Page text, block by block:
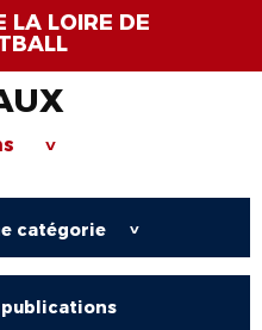
LA LOIRE DE
>
catégorie >
publications